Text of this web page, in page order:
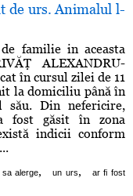
de urs. Animalul l-
familie in aceasta
ALEXANDRU-
în cursul zilei de 11
la domiciliu până în
său. Din nefericire,
fost găsit în zona
indicii conform
sa alerge, un urs,
ar fi fost